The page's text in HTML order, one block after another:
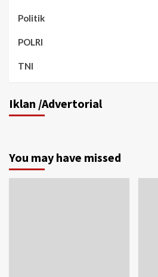
Politik
POLRI
TNI
Iklan /Advertorial
You may have missed